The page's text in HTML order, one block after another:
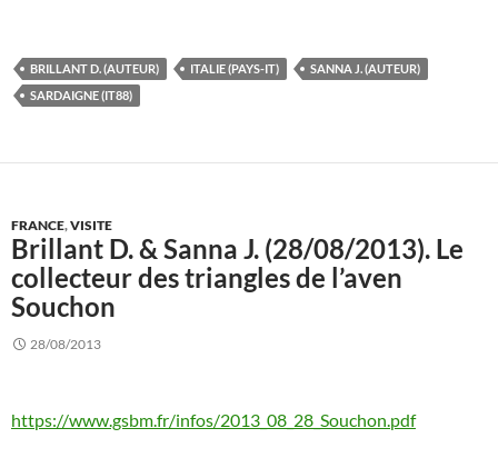
BRILLANT D. (AUTEUR) ITALIE (PAYS-IT)
SANNA J. (AUTEUR)
SARDAIGNE (IT88)
FRANCE,VISITE
Brillant D. & Sanna J. (28/08/2013). Le
collecteur des triangles de l’aven
Souchon
28/08/2013
https://www.gsbm.fr/infos/2013_08_28_Souchon.pdf